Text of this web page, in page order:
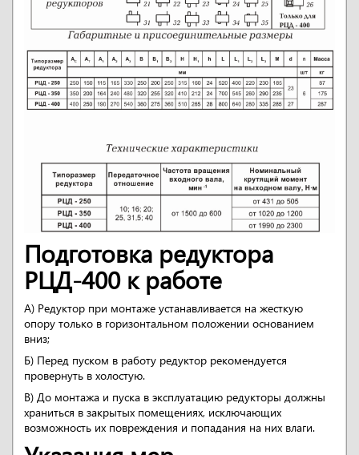
Подготовка редуктора
РЦД-400 к работе
А) Редуктор при монтаже устанавливается на жесткую
опору только в горизонтальном положении основанием
вниз;
Б) Перед пуском в работу редуктор рекомендуется
провернуть в холостую.
В) До монтажа и пуска в эксплуатацию редукторы должны
храниться в закрытых помещениях, исключающих
возможность их повреждения и попадания на них влаги.